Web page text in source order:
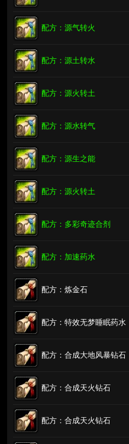
配方：源气转火
配方：源土转水
配方：源火转土
配方：源水转气
配方：源生之能
配方：源火转土
配方：多彩奇迹合剂
配方：加速药水
配方：炼金石
配方：特效无梦睡眠药水
配方：合成大地风暴钻石
配方：合成天火钻石
配方：合成天火钻石